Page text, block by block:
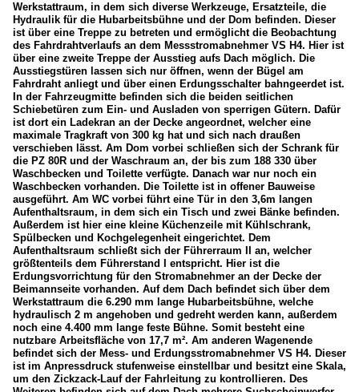
Werkstattraum, in dem sich diverse Werkzeuge, Ersatzteile, die
Hydraulik für die Hubarbeitsbühne und der Dom befinden. Dieser
ist über eine Treppe zu betreten und ermöglicht die Beobachtung
des Fahrdrahtverlaufs an dem Messstromabnehmer VS H4. Hier ist
über eine zweite Treppe der Ausstieg aufs Dach möglich. Die
Ausstiegstüren lassen sich nur öffnen, wenn der Bügel am
Fahrdraht anliegt und über einen Erdungsschalter bahngeerdet ist.
In der Fahrzeugmitte befinden sich die beiden seitlichen
Schiebetüren zum Ein- und Ausladen von sperrigen Gütern. Dafür
ist dort ein Ladekran an der Decke angeordnet, welcher eine
maximale Tragkraft von 300 kg hat und sich nach draußen
verschieben lässt. Am Dom vorbei schließen sich der Schrank für
die PZ 80R und der Waschraum an, der bis zum 188 330 über
Waschbecken und Toilette verfügte. Danach war nur noch ein
Waschbecken vorhanden. Die Toilette ist in offener Bauweise
ausgeführt. Am WC vorbei führt eine Tür in den 3,6m langen
Aufenthaltsraum, in dem sich ein Tisch und zwei Bänke befinden.
Außerdem ist hier eine kleine Küchenzeile mit Kühlschrank,
Spülbecken und Kochgelegenheit eingerichtet. Dem
Aufenthaltsraum schließt sich der Führerraum II an, welcher
größtenteils dem Führerstand I entspricht. Hier ist die
Erdungsvorrichtung für den Stromabnehmer an der Decke der
Beimannseite vorhanden. Auf dem Dach befindet sich über dem
Werkstattraum die 6.290 mm lange Hubarbeitsbühne, welche
hydraulisch 2 m angehoben und gedreht werden kann, außerdem
noch eine 4.400 mm lange feste Bühne. Somit besteht eine
nutzbare Arbeitsfläche von 17,7 m². Am anderen Wagenende
befindet sich der Mess- und Erdungsstromabnehmer VS H4. Dieser
ist im Anpressdruck stufenweise einstellbar und besitzt eine Skala,
um den Zickzack-Lauf der Fahrleitung zu kontrollieren. Des